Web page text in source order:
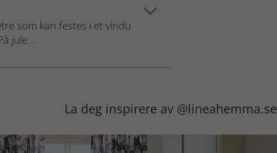
som kan festes i et vindu
jule...
La deg inspirere av @lineahemma.se